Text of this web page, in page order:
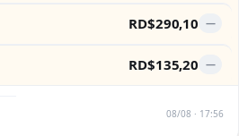
RD$290,10 —
RD$135,20 —
08/08 · 17:56